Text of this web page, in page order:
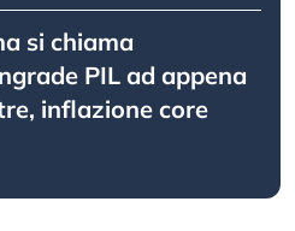
si chiama
PIL ad appena
inflazione core